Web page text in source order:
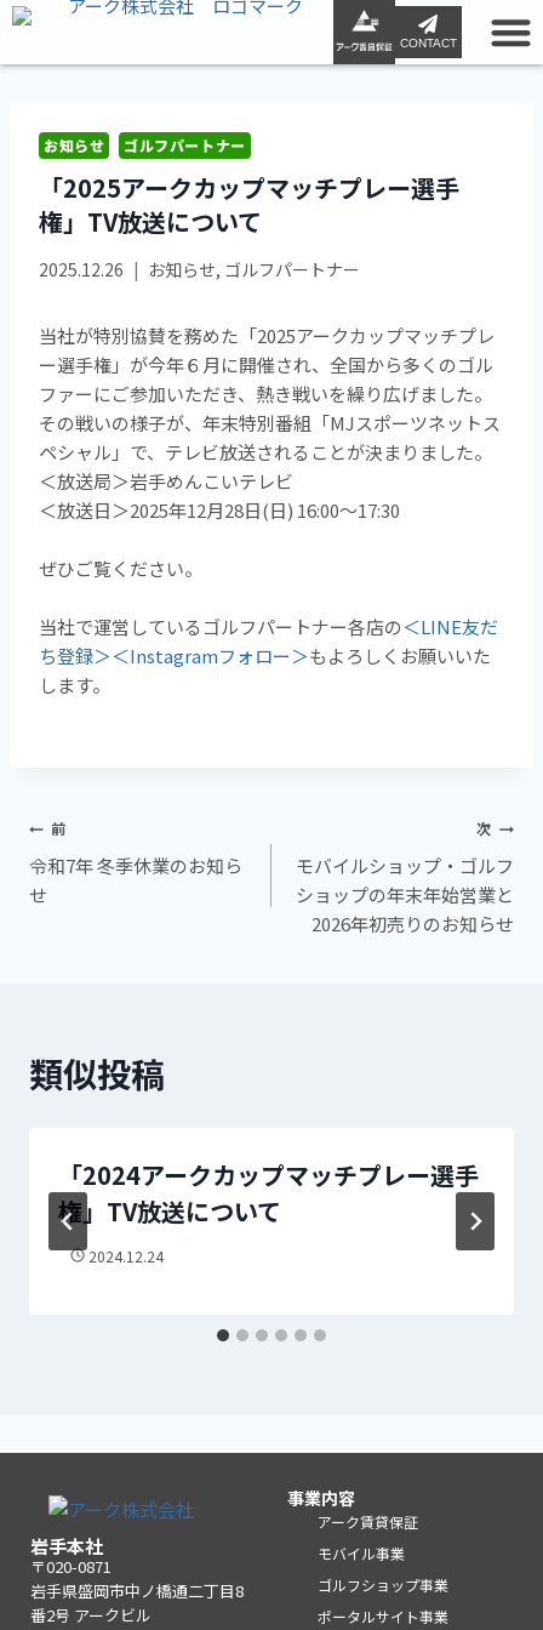
CONTACT
お知らせ ゴルフパートナー
「2025アークカップマッチプレー選手
権」TV放送について
2025.12.26 お知らせ, ゴルフパートナー
当社が特別協賛を務めた「2025アークカップマッチプレ
ー選手権」が今年６月に開催され、全国から多くのゴル
ファーにご参加いただき、熱き戦いを繰り広げました。
その戦いの様子が、年末特別番組「MJスポーツネットス
ペシャル」で、テレビ放送されることが決まりました。
＜放送局＞岩手めんこいテレビ
＜放送日＞2025年12月28日(日) 16:00～17:30
ぜひご覧ください。
当社で運営しているゴルフパートナー各店の＜LINE友だ
ち登録＞＜Instagramフォロー＞もよろしくお願いいた
します。
前
令和7年 冬季休業のお知ら
せ
次
モバイルショップ・ゴルフ
ショップの年末年始営業と
2026年初売りのお知らせ
類似投稿
「2024アークカップマッチプレー選手
権」TV放送について
2024.12.24
岩手本社
〒020-0871
岩手県盛岡市中ノ橋通二丁目8
番2号 アークビル
事業内容
アーク賃貸保証
モバイル事業
ゴルフショップ事業
ポータルサイト事業